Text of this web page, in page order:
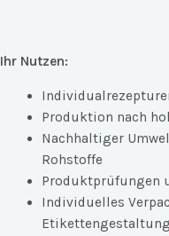
Ihr Nutzen:
Produktion nach
Nachhaltiger
Rohstoffe
Produktprüfungen
Individuelles
Etikettengestaltung